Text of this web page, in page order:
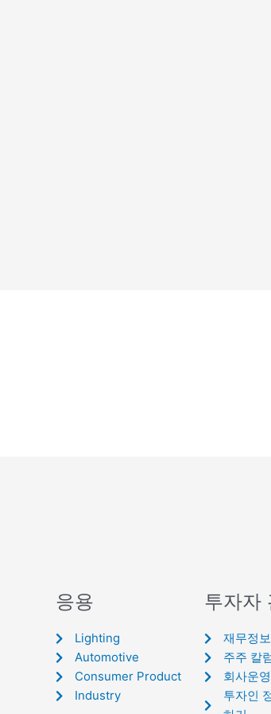
응용
Lighting
Automotive
Consumer Product
Industry
투자자
재무정보
주주 칼
회사운영
투자인